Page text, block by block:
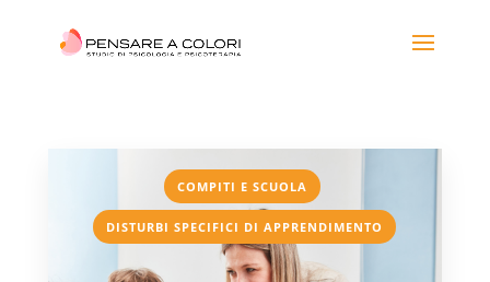
COMPITI E SCUOLA
DISTURBI SPECIFICI DI APPRENDIMENTO